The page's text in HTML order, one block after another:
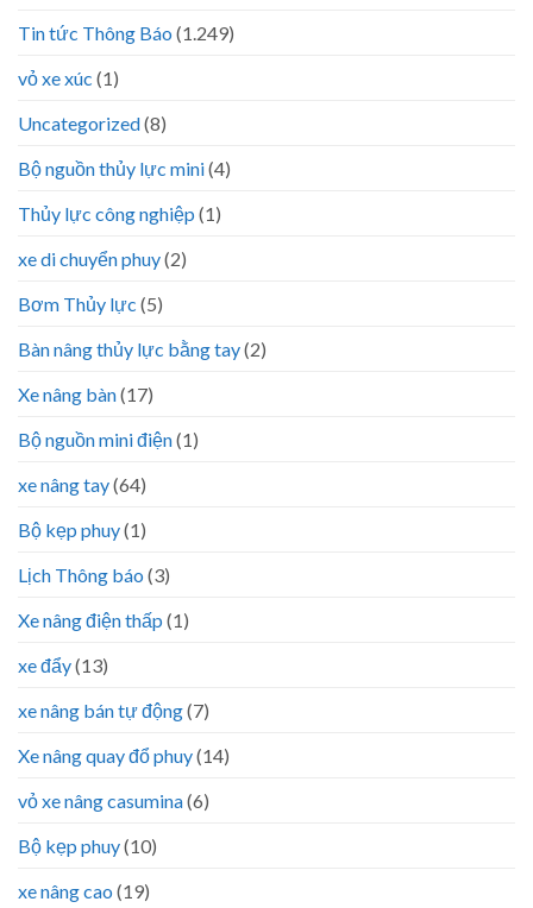
Tin tức Thông Báo (1.249)
vỏ xe xúc (1)
Uncategorized(8)
Bộ nguồn thủy lực mini(4)
Thủy lực công nghiệp (1)
xe di chuyển phuy(2)
Bơm Thủy lực (5)
Bàn nâng thủy lực bằng tay(2)
Xe nâng bàn(17)
Bộ nguồn mini điện(1)
xe nâng tay(64)
Bộ kẹp phuy(1)
Lịch Thông báo (3)
Xe nâng điện thấp (1)
xe đẩy(13)
xe nâng bán tự động(7)
Xe nâng quay đổ phuy(14)
vỏ xe nâng casumina(6)
Bộ kẹp phuy(10)
xe nâng cao (19)